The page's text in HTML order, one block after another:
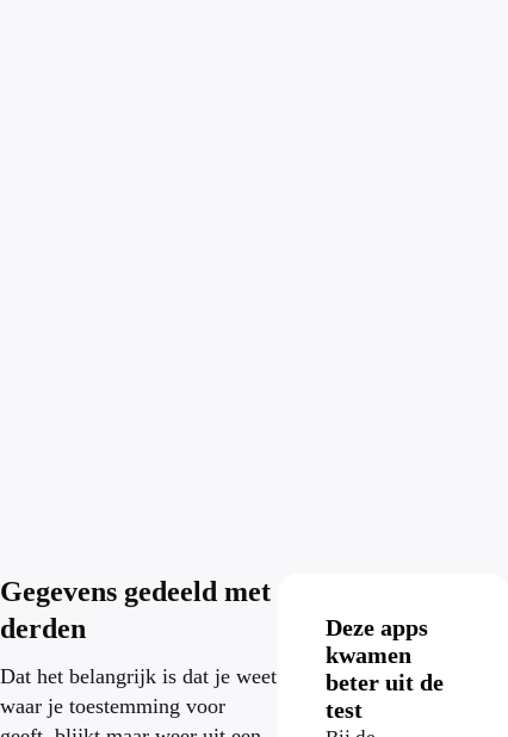
Gegevens gedeeld met
derden
Dat het belangrijk is dat je weet
waar je toestemming voor
Deze apps
kwamen
beter uit de
test